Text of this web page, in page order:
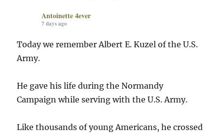
Antoinette 4ever
7 days ago
Today we remember Albert E. Kuzel of the U.S.
Army.
He gave his life during the Normandy
Campaign while serving with the U.S. Army.
Like thousands of young Americans, he crossed